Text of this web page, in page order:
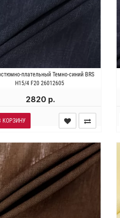
плательный Темно-синий BRS
H15/4 F20 26012605
. Состав 100% лён. Плотность
180 гр/м2. Ширина 144 см.
2820 р.
КОРЗИНУ